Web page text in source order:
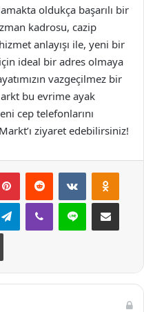
oldukça başarılı bir
kadrosu, cazip
anlayışı ile, yeni bir
ideal bir adres olmaya
vazgeçilmez bir
bu evrime ayak
cep telefonlarını
ziyaret edebilirsiniz!
PinterestReddit VKontakte
TelegramViber Line E-Posta ile
Yazdır